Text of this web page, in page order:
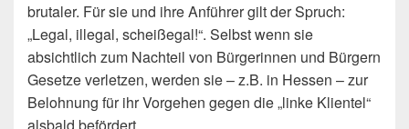
brutaler. Für sie und ihre Anführer gilt der Spruch:
„Legal, illegal, scheißegal!“. Selbst wenn sie
absichtlich zum Nachteil von Bürgerinnen und Bürgern
Gesetze verletzen, werden sie – z.B. in Hessen – zur
Belohnung für ihr Vorgehen gegen die „linke Klientel“